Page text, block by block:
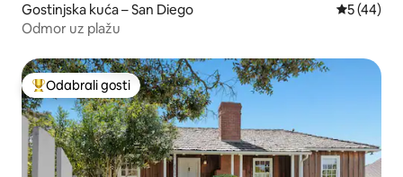
Gostinjska kuća – San Diego Prosječna
5 (44)
Odmor uz plažu
Među najviše rangiranima s oznakom „Odabrali gosti”
Odabrali gosti